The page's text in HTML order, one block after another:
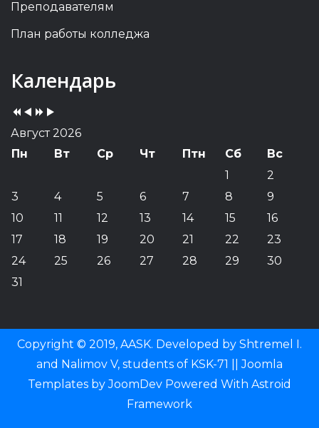
Преподавателям
План работы колледжа
Календарь
Previous
Year
Previous
Month
YearMonth
Август 2026
Пн
Вт Ср Чт Птн Сб
Вс
1
2
3
4 5 6 7 8
9
10
11 12 13 14 15
16
17
18 19 20 21 22
23
24
25 26 27 28 29
30
31
Copyright © 2019, AASK. Developed by Shtremel I.
and Nalimov V, students of KSK-71 ||Joomla
Templates byJoomDev Powered With Astroid
Framework